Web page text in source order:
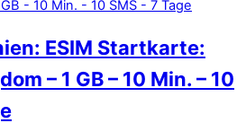
ESIM Startkarte:
– 1 GB – 10 Min. – 10